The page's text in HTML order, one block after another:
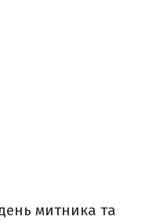
митника та